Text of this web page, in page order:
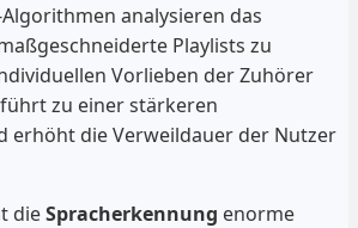
analysieren das
Playlists zu
Vorlieben der Zuhörer
zu einer stärkeren
erhöht die Verweildauer der Nutzer
dieSpracherkennung enorme